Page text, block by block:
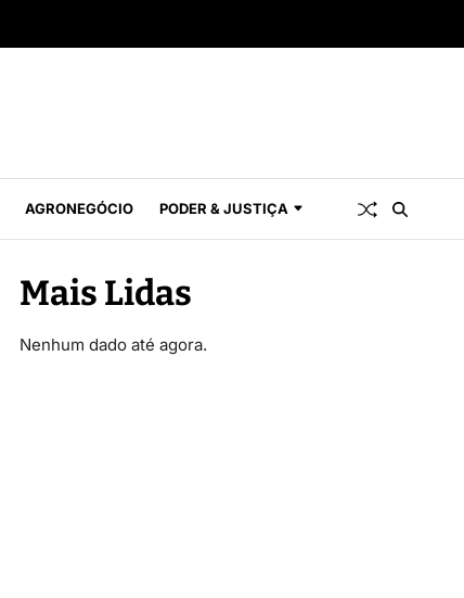
AGRONEGÓCIO PODER & JUSTIÇA
Mais Lidas
Nenhum dado até agora.